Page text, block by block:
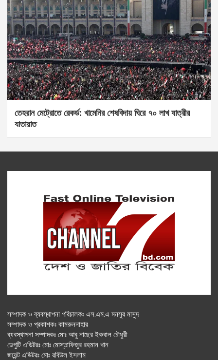
তেহরান মেট্রোতে রেকর্ড: খামেনির শেষবিদায় ঘিরে ৭০ লাখ যাত্রীর
যাতায়াত
সম্পাদক ও ব্যবস্থাপনা পরিচালকঃ এস.এম.এ মনসুর মাসুদ
সম্পাদক ও প্রকাশকঃ কামরুননাহার
ব্যবস্থাপনা সম্পাদকঃ মোঃ আবু নাছের ইকবাল চৌধুরী
ডেপুটি এডিটরঃ মোঃ মোস্তাফিজুর রহমান খান
জয়েন্ট এডিটরঃ মোঃ রবিউল ইসলাম